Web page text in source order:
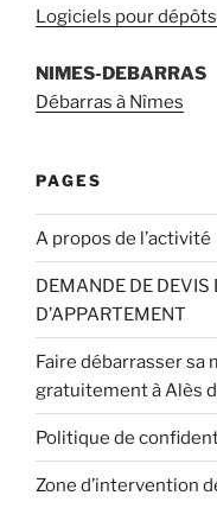
Logiciels pour
NIMES-DEBARRAS
Débarras à Nîmes
PAGES
A propos de l’activité
DEMANDE DE DEVIS
D’APPARTEMENT
Faire débarrasser sa
gratuitement à Alès
Politique de
Zone d’intervention